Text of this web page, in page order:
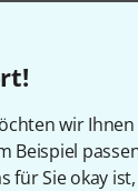
wir
Beispiel
für Sie okay